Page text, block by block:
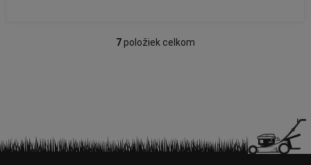
O
c
i
7položiek celkom